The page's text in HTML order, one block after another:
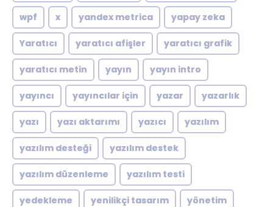
wpf x yandex metrica yapay zeka
Yaratıcı yaratıcı afişler yaratıcı grafik
yaratıcı metin yayın yayın intro
yayıncı yayıncılar için yazar yazarlık
yazı yazı aktarımı yazıcı yazılım
yazılım desteği yazılım destek
yazılım düzenleme yazılım testi
yedekleme yenilikçi tasarım yönetim